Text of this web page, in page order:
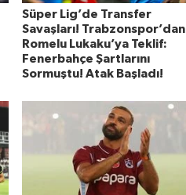
Süper Lig’de Transfer
Savaşları! Trabzonspor’dan
Romelu Lukaku’ya Teklif:
Fenerbahçe Şartlarını
Sormuştu! Atak Başladı!